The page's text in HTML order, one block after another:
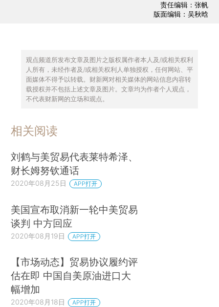
责任编辑：张帆
版面编辑：吴秋晗
观点频道所发布文章及图片之版权属作者本人及/或相关权利
人所有，未经作者及/或相关权利人单独授权，任何网站、平
面媒体不得予以转载。财新网对相关媒体的网站信息内容转
载授权并不包括上述文章及图片。文章均为作者个人观点，
不代表财新网的立场和观点。
相关阅读
刘鹤与美贸易代表莱特希泽、
财长姆努钦通话
2020年08月25日 APP打开
美国宣布取消新一轮中美贸易
谈判 中方回应
2020年08月19日 APP打开
【市场动态】贸易协议履约评
估在即 中国自美原油进口大
幅增加
2020年08月18日 APP打开